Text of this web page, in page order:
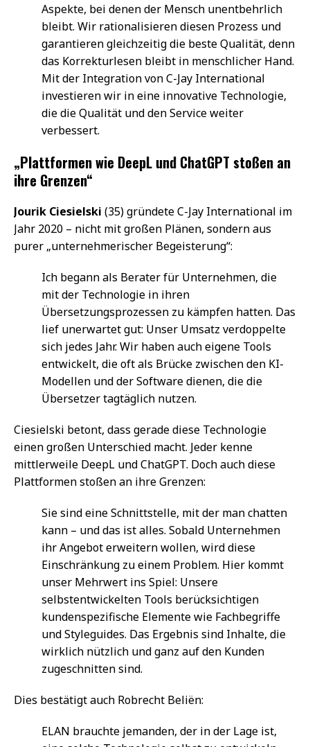
Aspekte, bei denen der Mensch unentbehrlich
bleibt. Wir rationalisieren diesen Prozess und
garantieren gleichzeitig die beste Qualität, denn
das Korrekturlesen bleibt in menschlicher Hand.
Mit der Integration von C-Jay International
investieren wir in eine innovative Technologie,
die die Qualität und den Service weiter
verbessert.
„Plattformen wie DeepL und ChatGPT stoßen an
ihre Grenzen“
Jourik Ciesielski (35) gründete C-Jay International im
Jahr 2020 – nicht mit großen Plänen, sondern aus
purer „unternehmerischer Begeisterung“:
Ich begann als Berater für Unternehmen, die
mit der Technologie in ihren
Übersetzungsprozessen zu kämpfen hatten. Das
lief unerwartet gut: Unser Umsatz verdoppelte
sich jedes Jahr. Wir haben auch eigene Tools
entwickelt, die oft als Brücke zwischen den KI-
Modellen und der Software dienen, die die
Übersetzer tagtäglich nutzen.
Ciesielski betont, dass gerade diese Technologie
einen großen Unterschied macht. Jeder kenne
mittlerweile DeepL und ChatGPT. Doch auch diese
Plattformen stoßen an ihre Grenzen:
Sie sind eine Schnittstelle, mit der man chatten
kann – und das ist alles. Sobald Unternehmen
ihr Angebot erweitern wollen, wird diese
Einschränkung zu einem Problem. Hier kommt
unser Mehrwert ins Spiel: Unsere
selbstentwickelten Tools berücksichtigen
kundenspezifische Elemente wie Fachbegriffe
und Styleguides. Das Ergebnis sind Inhalte, die
wirklich nützlich und ganz auf den Kunden
zugeschnitten sind.
Dies bestätigt auch Robrecht Beliën:
ELAN brauchte jemanden, der in der Lage ist,